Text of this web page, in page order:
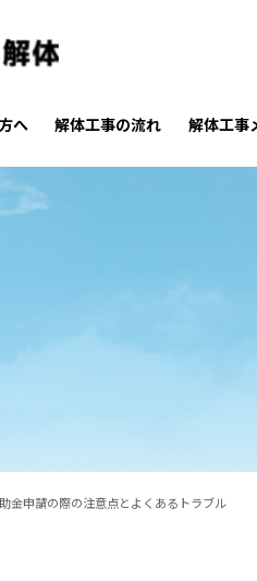
へ 解体工事の流れ 解体工事
金申請の際の注意点とよくあるトラブル